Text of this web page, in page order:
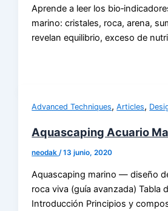
Aprende a leer los
marino: cristales, roca, arena,
revelan equilibrio, exceso de
Advanced Techniques,Articles,
Aquascaping Acuario
neodak/13 junio, 2020
Aquascaping marino — diseño
roca viva (guía avanzada) Tabla
Introducción Principios y